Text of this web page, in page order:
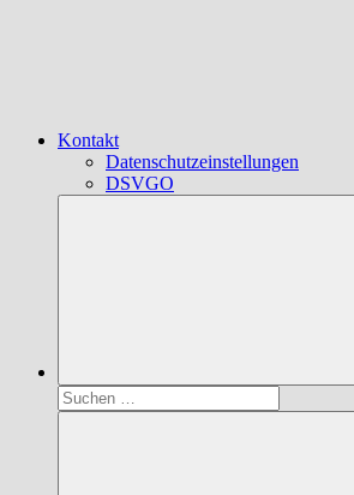
Kontakt
Datenschutzeinstellungen
DSVGO
Suchen
nach: